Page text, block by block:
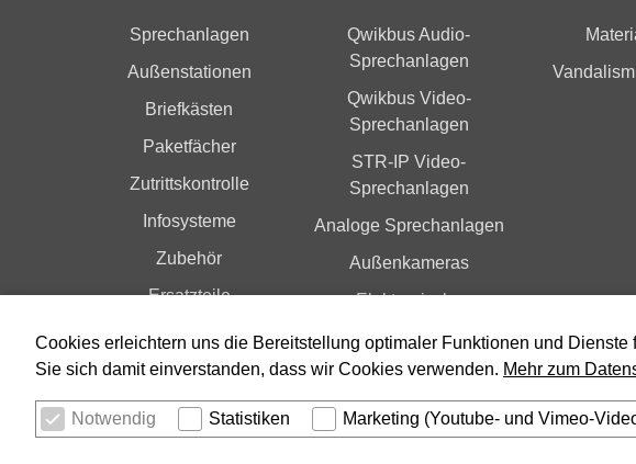
Cookies erleichtern uns die Bereitstellung optimaler Funktionen und
Sie sich damit einverstanden, dass wir Cookies verwenden. Mehr zum
Notwendig Statistiken Marketing (Youtube- und Vimeo-
Sprechanlagen
Außenstationen
Briefkästen
Paketfächer
Zutrittskontrolle
Infosysteme
Zubehör
Ersatzteile
Index A-Z
Qwikbus Audio-
Sprechanlagen
Qwikbus Video-
Sprechanlagen
STR-IP Video-
Sprechanlagen
Analoge Sprechanlagen
Außenkameras
Elektronische